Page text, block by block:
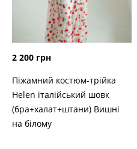
2 200 грн
Піжамний костюм-трійка
Helen італійський шовк
(бра+халат+штани) Вишні
на білому